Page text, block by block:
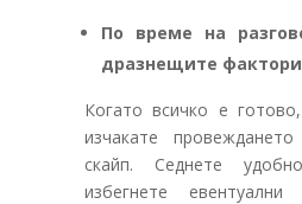
По време на
дразнещите
Когато всичко е
изчакате
скайп. Седнете
избегнете